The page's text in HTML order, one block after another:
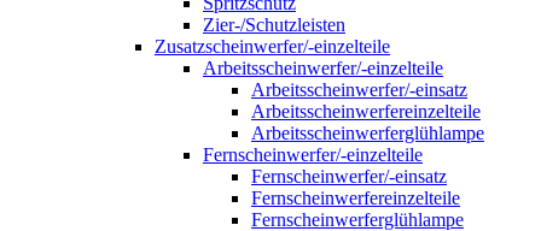
Zier-/Schutzleisten
Zusatzscheinwerfer/-einzelteile
Arbeitsscheinwerfer/-einzelteile
Arbeitsscheinwerfer/-einsatz
Arbeitsscheinwerfereinzelteile
Arbeitsscheinwerferglühlampe
Fernscheinwerfer/-einzelteile
Fernscheinwerfer/-einsatz
Fernscheinwerfereinzelteile
Fernscheinwerferglühlampe